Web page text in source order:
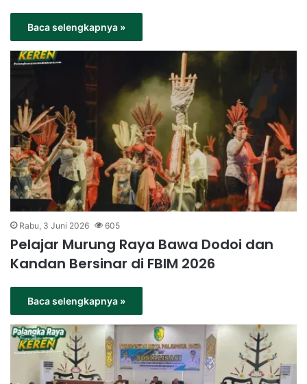
Baca selengkapnya »
Rabu, 3 Juni 2026 605
Pelajar Murung Raya Bawa Dodoi dan
Kandan Bersinar di FBIM 2026
Baca selengkapnya »